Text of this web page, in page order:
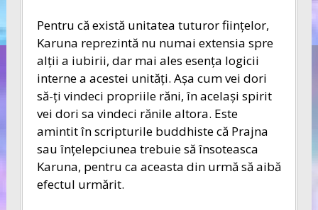
Pentru că există unitatea tuturor fiinţelor,
Karuna reprezintă nu numai extensia spre
alţii a iubirii, dar mai ales esenţa logicii
interne a acestei unităţi. Aşa cum vei dori
să-ţi vindeci propriile răni, în acelaşi spirit
vei dori sa vindeci rănile altora. Este
amintit în scripturile buddhiste că Prajna
sau înţelepciunea trebuie să însoteasca
Karuna, pentru ca aceasta din urmă să aibă
efectul urmărit.